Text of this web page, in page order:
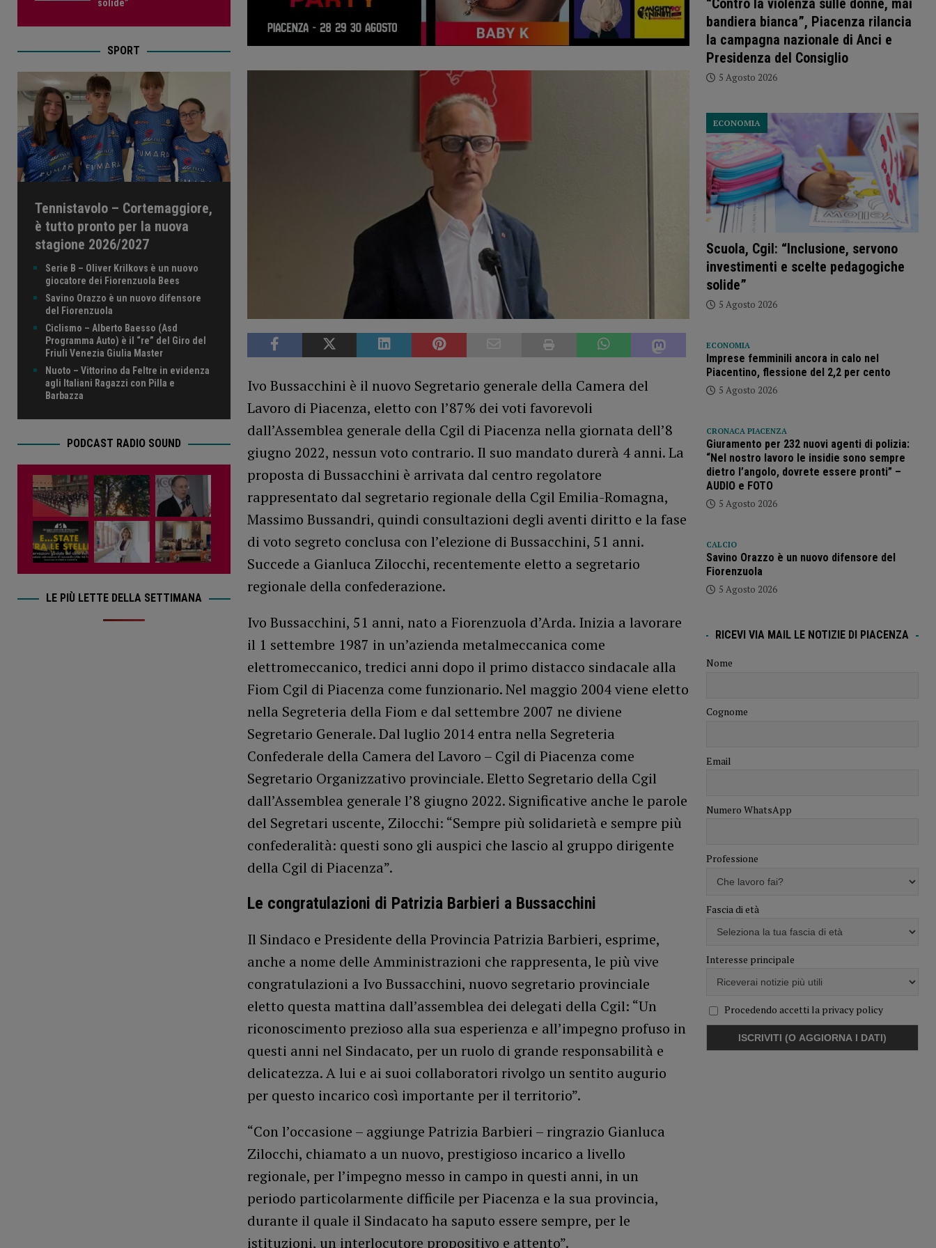
Ivo Bussacchini è il nuovo Segretario generale della Camera del
Lavoro di Piacenza, eletto con l’87% dei voti favorevoli
dall’Assemblea generale della Cgil di Piacenza nella giornata dell’8
giugno 2022, nessun voto contrario. Il suo mandato durerà 4 anni. La
proposta di Bussacchini è arrivata dal centro regolatore
rappresentato dal segretario regionale della Cgil Emilia-Romagna,
Massimo Bussandri, quindi consultazioni degli aventi diritto e la fase
di voto segreto conclusa con l’elezione di Bussacchini, 51 anni.
Succede a Gianluca Zilocchi, recentemente eletto a segretario
regionale della confederazione.
Ivo Bussacchini, 51 anni, nato a Fiorenzuola d’Arda. Inizia a lavorare
il 1 settembre 1987 in un’azienda metalmeccanica come
elettromeccanico, tredici anni dopo il primo distacco sindacale alla
Fiom Cgil di Piacenza come funzionario. Nel maggio 2004 viene eletto
nella Segreteria della Fiom e dal settembre 2007 ne diviene
Segretario Generale. Dal luglio 2014 entra nella Segreteria
Confederale della Camera del Lavoro – Cgil di Piacenza come
Segretario Organizzativo provinciale. Eletto Segretario della Cgil
dall’Assemblea generale l’8 giugno 2022. Significative anche le parole
del Segretari uscente, Zilocchi: “Sempre più solidarietà e sempre più
confederalità: questi sono gli auspici che lascio al gruppo dirigente
della Cgil di Piacenza”.
Le congratulazioni di Patrizia Barbieri a Bussacchini
Il Sindaco e Presidente della Provincia Patrizia Barbieri, esprime,
anche a nome delle Amministrazioni che rappresenta, le più vive
congratulazioni a Ivo Bussacchini, nuovo segretario provinciale
eletto questa mattina dall’assemblea dei delegati della Cgil: “Un
riconoscimento prezioso alla sua esperienza e all’impegno profuso in
questi anni nel Sindacato, per un ruolo di grande responsabilità e
delicatezza. A lui e ai suoi collaboratori rivolgo un sentito augurio
per questo incarico così importante per il territorio”.
“Con l’occasione – aggiunge Patrizia Barbieri – ringrazio Gianluca
Zilocchi, chiamato a un nuovo, prestigioso incarico a livello
regionale, per l’impegno messo in campo in questi anni, in un
periodo particolarmente difficile per Piacenza e la sua provincia,
durante il quale il Sindacato ha saputo essere sempre, per le
istituzioni, un interlocutore propositivo e attento”.
solide”
SPORT
Tennistavolo – Cortemaggiore,
è tutto pronto per la nuova
stagione 2026/2027
Serie B – Oliver Krilkovs è un nuovo
giocatore dei Fiorenzuola Bees
Savino Orazzo è un nuovo difensore
del Fiorenzuola
Ciclismo – Alberto Baesso (Asd
Programma Auto) è il “re” del Giro del
Friuli Venezia Giulia Master
Nuoto – Vittorino da Feltre in evidenza
agli Italiani Ragazzi con Pilla e
Barbazza
PODCAST RADIO SOUND
LE PIÙ LETTE DELLA SETTIMANA
“Contro la violenza sulle donne, mai
bandiera bianca”, Piacenza rilancia
la campagna nazionale di Anci e
Presidenza del Consiglio
5 Agosto 2026
Scuola, Cgil: “Inclusione, servono
investimenti e scelte pedagogiche
solide”
ECONOMIA
5 Agosto 2026
ECONOMIA
Imprese femminili ancora in calo nel
Piacentino, flessione del 2,2 per cento
5 Agosto 2026
CRONACA PIACENZA
Giuramento per 232 nuovi agenti di polizia:
“Nel nostro lavoro le insidie sono sempre
dietro l’angolo, dovrete essere pronti” –
AUDIO e FOTO
5 Agosto 2026
CALCIO
Savino Orazzo è un nuovo difensore del
Fiorenzuola
5 Agosto 2026
RICEVI VIA MAIL LE NOTIZIE DI PIACENZA
Nome
Cognome
Email
Numero WhatsApp
Professione
Fascia di età
Interesse principale
Procedendo accetti la privacy policy